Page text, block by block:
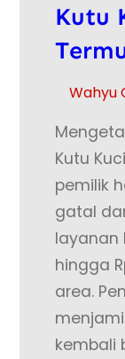
Kutu
Wahyu
Kutu
pemilik
gatal
layanan
hingga
area.
kembali